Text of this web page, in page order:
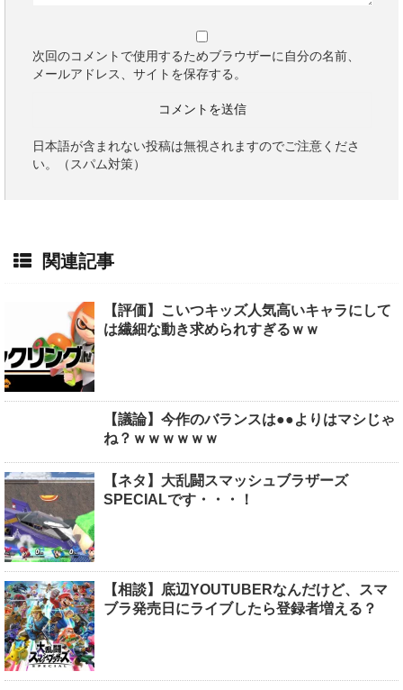
次回のコメントで使用するためブラウザーに自分の名前、
メールアドレス、サイトを保存する。
日本語が含まれない投稿は無視されますのでご注意くださ
い。（スパム対策）
関連記事
【評価】こいつキッズ人気高いキャラにして
は繊細な動き求められすぎるｗｗ
【議論】今作のバランスは●●よりはマシじゃ
ね？ｗｗｗｗｗｗ
【ネタ】大乱闘スマッシュブラザーズ
SPECIALです・・・！
【相談】底辺YOUTUBERなんだけど、スマ
ブラ発売日にライブしたら登録者増える？